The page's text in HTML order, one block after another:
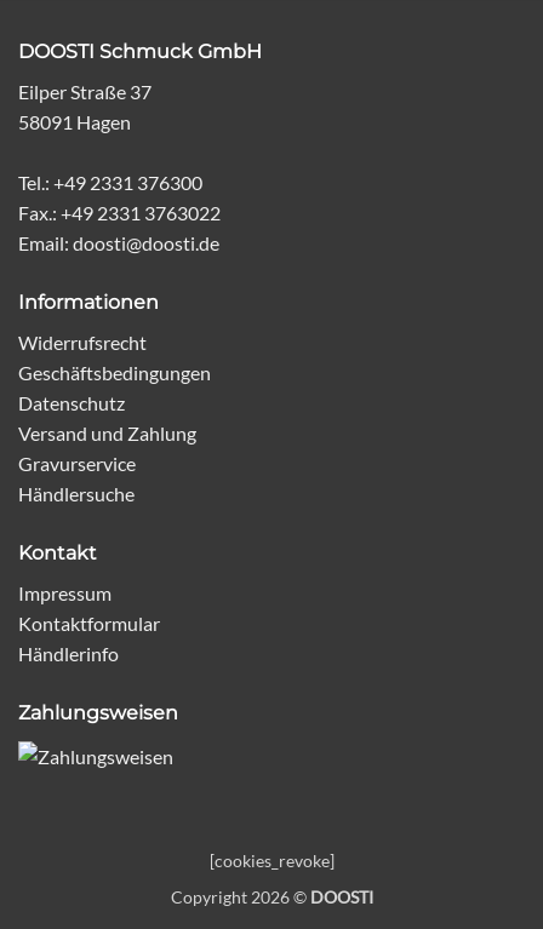
DOOSTI Schmuck GmbH
Eilper Straße 37
58091 Hagen
Tel.: +49 2331 376300
Fax.: +49 2331 3763022
Email: doosti@doosti.de
Informationen
Widerrufsrecht
Geschäftsbedingungen
Datenschutz
Versand und Zahlung
Gravurservice
Händlersuche
Kontakt
Impressum
Kontaktformular
Händlerinfo
Zahlungsweisen
[cookies_revoke]
Copyright 2026 © DOOSTI